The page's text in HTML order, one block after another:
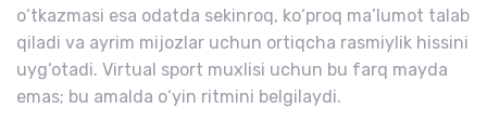
o‘tkazmasi esa odatda sekinroq, ko‘proq ma’lumot talab
qiladi va ayrim mijozlar uchun ortiqcha rasmiylik hissini
uyg‘otadi. Virtual sport muxlisi uchun bu farq mayda
emas; bu amalda o‘yin ritmini belgilaydi.